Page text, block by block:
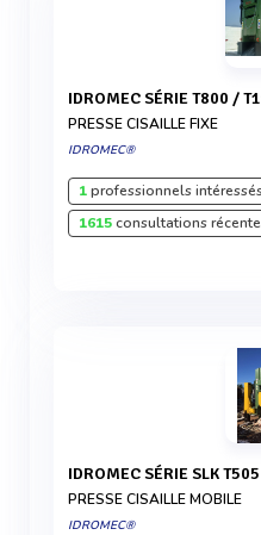
IDROMEC SÉRIE T800 /
PRESSE CISAILLE FIXE
IDROMEC®
1professionnels
1615consultations
IDROMEC SÉRIE SLK
PRESSE CISAILLE MOBILE
IDROMEC®